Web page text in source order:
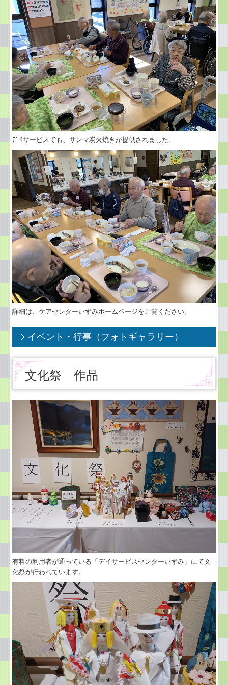
ﾃﾞｲサービスでも、サンマ炭火焼きが提供されました。
詳細は、ケアセンターいずみホームページをご覧ください。
イベント・行事（フォトギャラリー）
文化祭 作品
有料の利用者が通っている「デイサービスセンターいずみ」にて文
化祭が行われています。